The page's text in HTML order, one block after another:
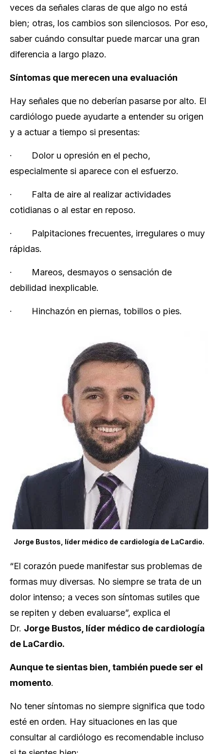
veces da señales claras de que algo no está
bien; otras, los cambios son silenciosos. Por eso,
saber cuándo consultar puede marcar una gran
diferencia a largo plazo.
Síntomas que merecen una evaluación
Hay señales que no deberían pasarse por alto. El
cardiólogo puede ayudarte a entender su origen
y a actuar a tiempo si presentas:
· Dolor u opresión en el pecho,
especialmente si aparece con el esfuerzo.
· Falta de aire al realizar actividades
cotidianas o al estar en reposo.
· Palpitaciones frecuentes, irregulares o muy
rápidas.
· Mareos, desmayos o sensación de
debilidad inexplicable.
· Hinchazón en piernas, tobillos o pies.
Jorge Bustos, líder médico de cardiología de LaCardio.
“El corazón puede manifestar sus problemas de
formas muy diversas. No siempre se trata de un
dolor intenso; a veces son síntomas sutiles que
se repiten y deben evaluarse”, explica el
Dr. Jorge Bustos, líder médico de cardiología
de LaCardio.
Aunque te sientas bien, también puede ser el
momento.
No tener síntomas no siempre significa que todo
esté en orden. Hay situaciones en las que
consultar al cardiólogo es recomendable incluso